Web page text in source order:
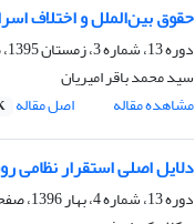
حقوق بین‌الملل و اختلاف
دوره 13، شماره 3، زمستان 1395، صفحه
سید محمد باقر امیریان
مشاهده مقاله
اصل مقاله
دلایل اصلی استقرار نظامی
دوره 13، شماره 4، بهار 1396، صفحه